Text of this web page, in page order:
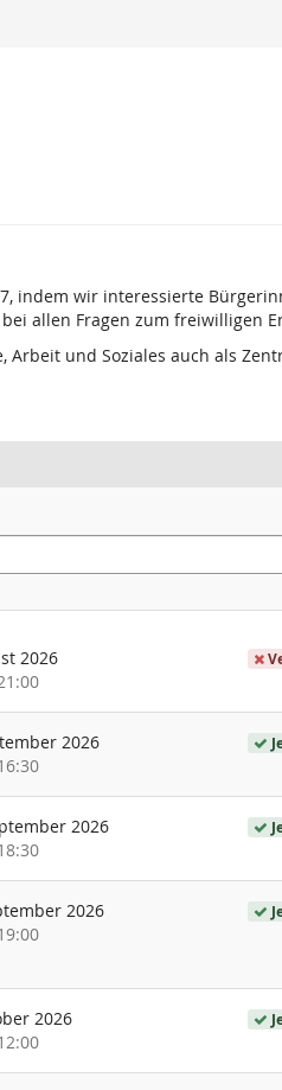
indem wir interessierte
allen Fragen zum freiwilligen
und Soziales auch als
2026
2026
2026
2026
2026